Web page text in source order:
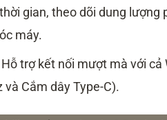
gian, theo dõi dung lượng
máy.
Hỗ trợ kết nối mượt mà với
và Cắm dây Type-C).